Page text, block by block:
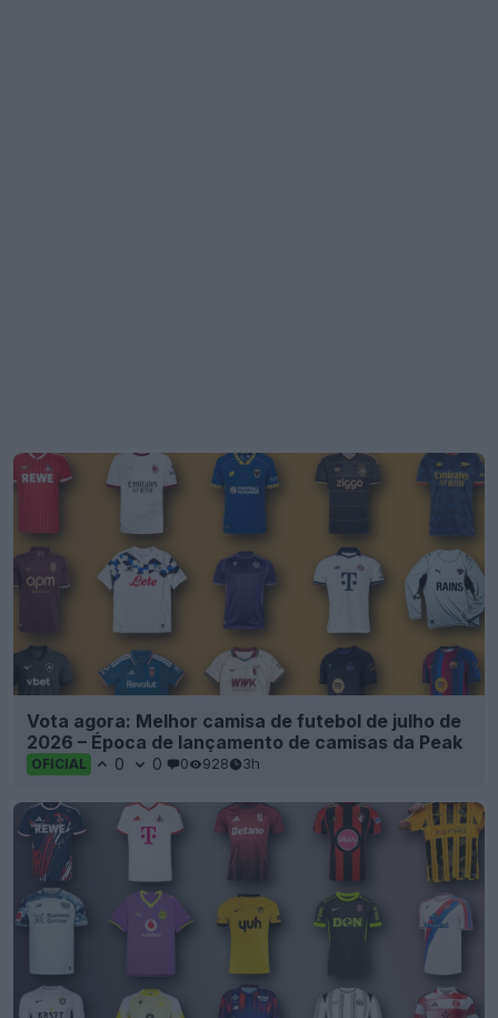
Vota agora: Melhor camisa de futebol de julho de
2026 – Época de lançamento de camisas da Peak
OFICIAL 0 0 0 928 3h